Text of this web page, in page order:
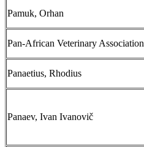
Pamuk, Orhan
Pan-African Veterinary Association
Panaetius, Rhodius
Panaev, Ivan Ivanovič